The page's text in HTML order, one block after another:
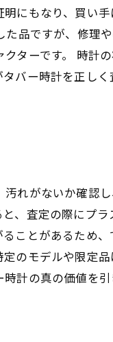
にもなり、買い
品ですが、修理
ターです。 時計
バー時計を正し
れがないか確認
、査定の際にプラ
ことがあるため、
のモデルや限定
計の真の価値を